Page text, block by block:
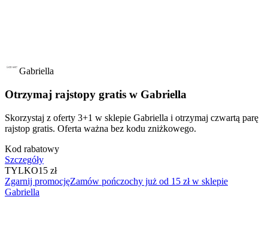
Gabriella
Otrzymaj rajstopy gratis w Gabriella
Skorzystaj z oferty 3+1 w sklepie Gabriella i otrzymaj czwartą parę
rajstop gratis. Oferta ważna bez kodu zniżkowego.
Kod rabatowy
Szczegóły
TYLKO15 zł
Zgarnij promocjęZamów pończochy już od 15 zł w sklepie
Gabriella